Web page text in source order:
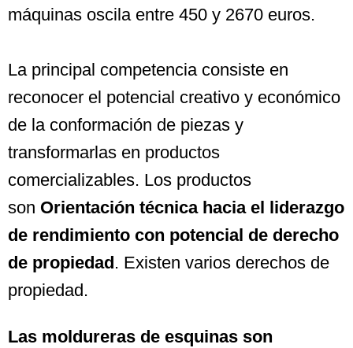
máquinas oscila entre 450 y 2670 euros.
La principal competencia consiste en
reconocer el potencial creativo y económico
de la conformación de piezas y
transformarlas en productos
comercializables. Los productos
son Orientación técnica hacia el liderazgo
de rendimiento con potencial de derecho
de propiedad. Existen varios derechos de
propiedad.
Las moldureras de esquinas son